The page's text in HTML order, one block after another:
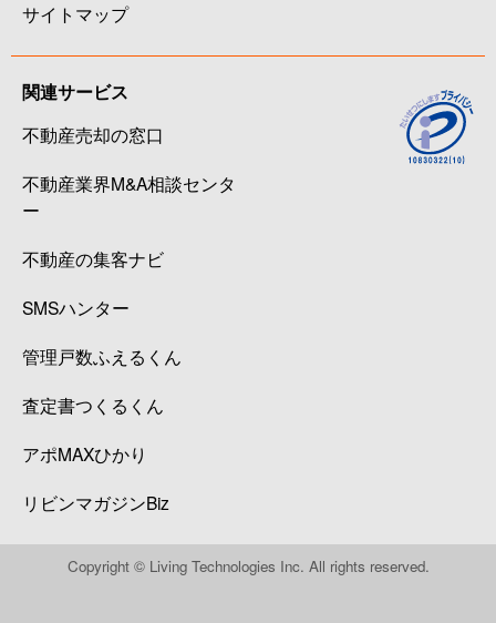
サイトマップ
関連サービス
不動産売却の窓口
不動産業界M&A相談センタ
ー
不動産の集客ナビ
SMSハンター
管理戸数ふえるくん
査定書つくるくん
アポMAXひかり
リビンマガジンBiz
Copyright © Living Technologies Inc. All rights reserved.